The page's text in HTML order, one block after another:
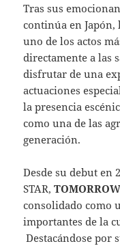
Tras sus
continúa en
uno de los actos
directamente a las
disfrutar de una
actuaciones
la presencia
como una de las
generación.
Desde su debut en
STAR,
consolidado como
importantes de la
Destacándose por